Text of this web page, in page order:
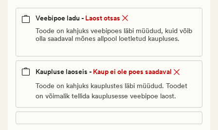
Veebipoe ladu - Laost otsas
Toode on kahjuks veebipoes läbi müüdud, kuid võib
olla saadaval mõnes allpool loetletud kaupluses.
Kaupluse laoseis - Kaup ei ole poes saadaval
Toode on kahjuks kauplustes läbi müüdud. Toodet
on võimalik tellida kauplusesse veebipoe laost.